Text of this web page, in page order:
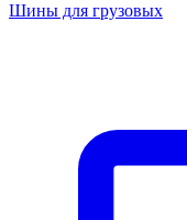
Шины для грузовых